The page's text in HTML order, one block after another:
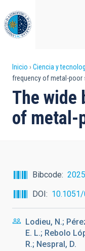
al
contenido
principal
Sobrescribir
enlaces
de
ayuda
navegación
Inicio Ciencia y
frequency of metal-poor
The wide
of metal-
Bibcode
DOI
Lodieu, N.;
E. L.; Rebolo
R.; Nespral, D.